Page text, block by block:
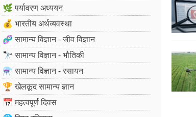
🌿 पर्यावरण अध्ययन
💰 भारतीय अर्थव्यवस्था
🧬 सामान्य विज्ञान - जीव विज्ञान
🔭 सामान्य विज्ञान - भौतिकी
⚗️ सामान्य विज्ञान - रसायन
🏆 खेलकूद सामान्य ज्ञान
📅 महत्वपूर्ण दिवस